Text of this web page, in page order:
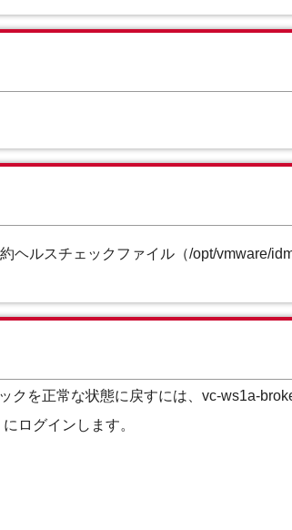
ヘルスチェックファイル（/opt/vmware/
クを正常な状態に戻すには、vc-ws1a-
ログインします。